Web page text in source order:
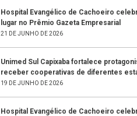
Hospital Evangélico de Cachoeiro
lugar no Prêmio Gazeta Empresarial
21 DE JUNHO DE 2026
Unimed Sul Capixaba fortalece
receber cooperativas de diferentes
19 DE JUNHO DE 2026
Hospital Evangélico de Cachoeiro